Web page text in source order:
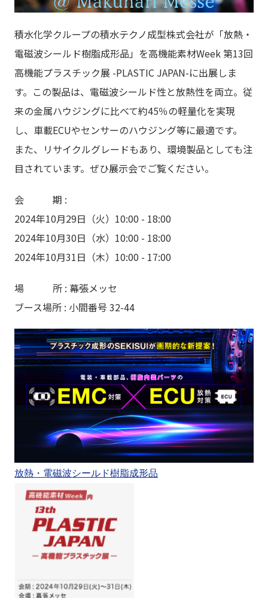
積水化学クループの積水テクノ成型株式会社が「放熱・
電磁波シールド樹脂成形品」を高機能素材Week 第13回
高機能プラスチック展 -PLASTIC JAPAN-に出展しま
す。この製品は、電磁波シールド性と放熱性を両立。従
来の金属ハウジングに比べて約45％の軽量化を実現
し、車載ECUやセンサーのハウジング等に最適です。
また、リサイクルグレードもあり、環境製品としても注
目されています。ぜひ展示会でご覧ください。
会 期 :
2024年10月29日（火）10:00 - 18:00
2024年10月30日（水）10:00 - 18:00
2024年10月31日（木）10:00 - 17:00
場 所 : 幕張メッセ
ブース場所 : 小間番号 32-44
放熱・電磁波シールド樹脂成形品